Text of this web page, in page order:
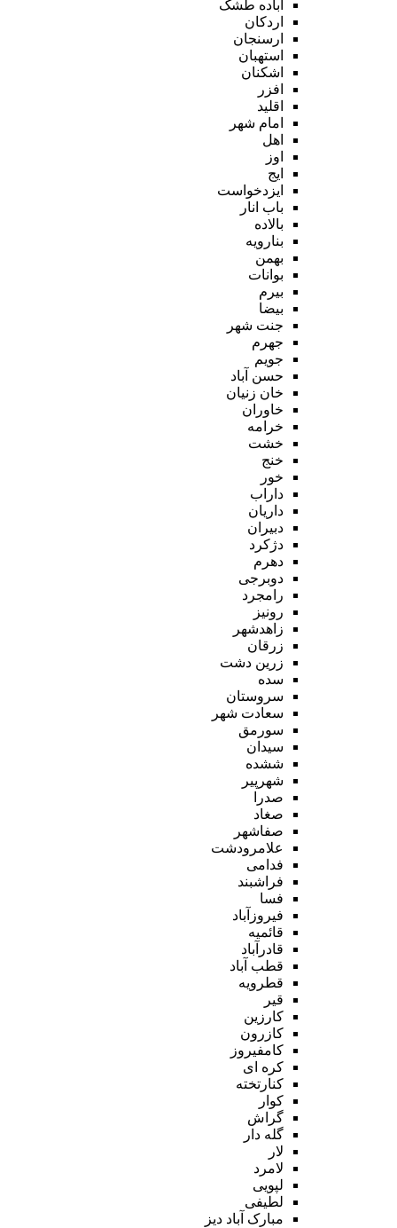
آباده طشک
اردکان
ارسنجان
استهبان
اشکنان
افزر
اقلید
امام شهر
اهل
اوز
ایج
ایزدخواست
باب انار
بالاده
بنارویه
بهمن
بوانات
بیرم
بیضا
جنت شهر
جهرم
جویم
حسن آباد
خان زنیان
خاوران
خرامه
خشت
خنج
خور
داراب
داریان
دبیران
دژکرد
دهرم
دوبرجی
رامجرد
رونیز
زاهدشهر
زرقان
زرین دشت
سده
سروستان
سعادت شهر
سورمق
سیدان
ششده
شهرپیر
صدرا
صغاد
صفاشهر
علامرودشت
فدامی
فراشبند
فسا
فیروزآباد
قائمیه
قادرآباد
قطب آباد
قطرویه
قیر
کارزین
کازرون
کامفیروز
کره ای
کنارتخته
کوار
گراش
گله دار
لار
لامرد
لپویی
لطیفی
مبارک آباد دیز